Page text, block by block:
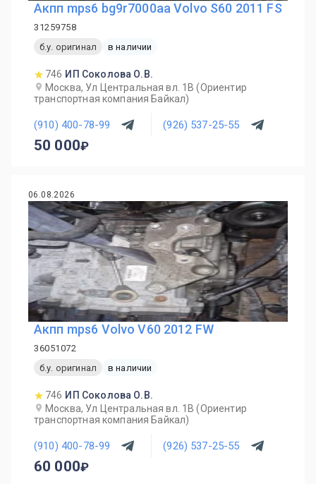
Акпп mps6 bg9r7000aa Volvo S60 2011 FS
31259758
б.у. оригинал
в наличии
746 ИП Соколова О.В.
Москва, Ул Центральная вл. 1В (Ориентир
транспортная компания Байкал)
(910) 400-78-99 (926) 537-25-55
50 000
06.08.2026
Акпп mps6 Volvo V60 2012 FW
36051072
б.у. оригинал
в наличии
746 ИП Соколова О.В.
Москва, Ул Центральная вл. 1В (Ориентир
транспортная компания Байкал)
(910) 400-78-99 (926) 537-25-55
60 000